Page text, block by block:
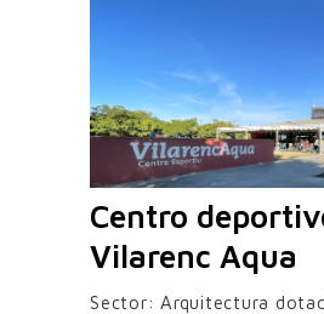
Centro
Vilarenc Aqua
Sector: Arquitectura